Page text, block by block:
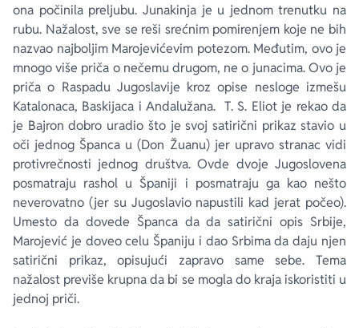
ona počinila preljubu. Junakinja je u jednom trenutku na
rubu. Nažalost, sve se reši srećnim pomirenjem koje ne bih
nazvao najboljim Marojevićevim potezom. Međutim, ovo je
mnogo više priča o nečemu drugom, ne o junacima. Ovo je
priča o Raspadu Jugoslavije kroz opise nesloge izmešu
Katalonaca, Baskijaca i Andalužana. T. S. Eliot je rekao da
je Bajron dobro uradio što je svoj satirični prikaz stavio u
oči jednog Španca u (Don Žuanu) jer upravo stranac vidi
protivrečnosti jednog društva. Ovde dvoje Jugoslovena
posmatraju rashol u Španiji i posmatraju ga kao nešto
neverovatno (jer su Jugoslavio napustili kad jerat počeo).
Umesto da dovede Španca da da satirični opis Srbije,
Marojević je doveo celu Španiju i dao Srbima da daju njen
satirični prikaz, opisujući zapravo same sebe. Tema
nažalost previše krupna da bi se mogla do kraja iskoristiti u
jednoj priči.